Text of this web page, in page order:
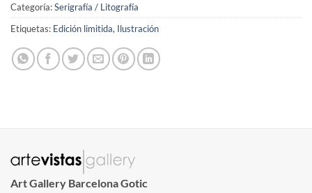
Categoría:Serigrafía / Litografía
Etiquetas: Edición limitida, Ilustración
Art Gallery Barcelona Gotic